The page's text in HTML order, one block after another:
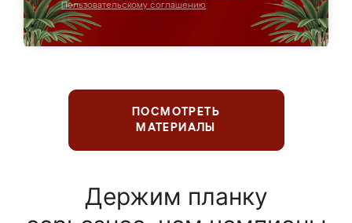
Пользовательскому соглашению
ПОСМОТРЕТЬ
МАТЕРИАЛЫ
Держим планку